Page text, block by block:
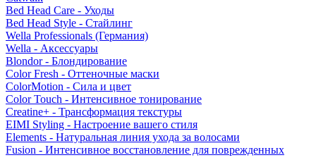
Bed Head Care - Уходы
Bed Head Style - Стайлинг
Wella Professionals (Германия)
Wella - Аксессуары
Blondor - Блондирование
Color Fresh - Оттеночные маски
ColorMotion - Сила и цвет
Color Touch - Интенсивное тонирование
Creatine+ - Трансформация текстуры
EIMI Styling - Настроение вашего стиля
Elements - Натуральная линия ухода за волосами
Fusion - Интенсивное восстановление для поврежденных